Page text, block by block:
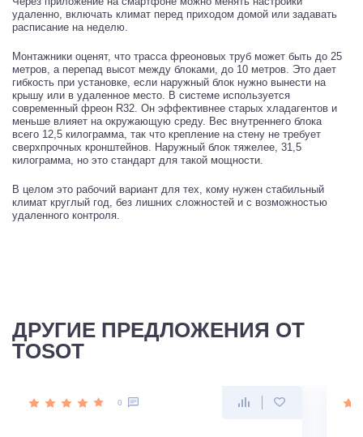
удаленно, включать климат перед приходом домой или задавать
расписание на неделю.
Монтажники оценят, что трасса фреоновых труб может быть до 25
метров, а перепад высот между блоками, до 10 метров. Это дает
гибкость при установке, если наружный блок нужно вынести на
крышу или в удаленное место. В системе используется
современный фреон R32. Он эффективнее старых хладагентов и
меньше влияет на окружающую среду. Вес внутреннего блока
всего 12,5 килограмма, так что крепление на стену не требует
сверхпрочных кронштейнов. Наружный блок тяжелее, 31,5
килограмма, но это стандарт для такой мощности.
В целом это рабочий вариант для тех, кому нужен стабильный
климат круглый год, без лишних сложностей и с возможностью
удаленного контроля.
ДРУГИЕ ПРЕДЛОЖЕНИЯ ОТ
TOSOT
0